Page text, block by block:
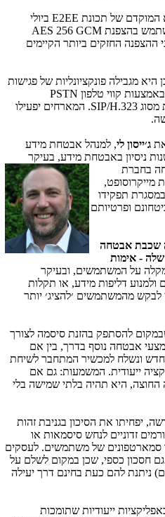
של תכונת E2EE ביולי
AES 256 GCM
החזקים ביותר הקיימים
היא מגבילה פונקציונליות של פגישות
קווי טלפון PSTN
מסוג SIP/H.323. המארחים יפעילו
ג׳ייסון לי, למנהל אבטחת מידע
מידע, בעיקר
בחברת
מייקרוסופט,
תפקידו
ופרטיותם
שכבת אבטחה
שלה - אימות
על המשתמשים, ובעיקר
ולמנוע דליפות מידע, או תקלות
מהמשתמשים ׳להציג׳ יותר
להסתפק בהזנת סיסמה לצורך
אבטחה נוסף בדרך, בין אם
ונשלח למכשיר המתחבר לשיחת
ייעודית. המשמעות: גם אם
היא תהיה בלתי שמישה בלי
יפחיתו את הסיכון בגניבת זהות
זדוניים לנחש סיסמאות או
סמארטפונים של משתמשים. לעסקים
חסכון כספי, שכן במקום לשלם על
ניתנת להם כעת בחינם דרך יעילה
ייעודיות שתומכות